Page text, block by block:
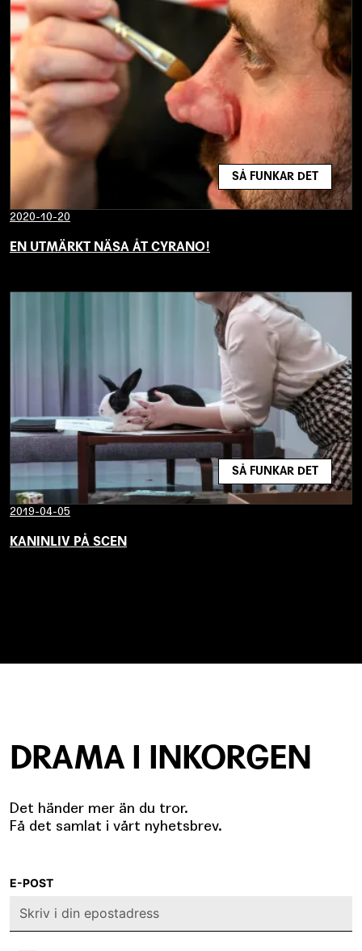
SÅ FUNKAR DET
2020-10-20
EN UTMÄRKT NÄSA ÅT CYRANO!
SÅ FUNKAR DET
2019-04-05
KANINLIV PÅ SCEN
DRAMA I INKORGEN
Det händer mer än du tror.
Få det samlat i vårt nyhetsbrev.
E-POST